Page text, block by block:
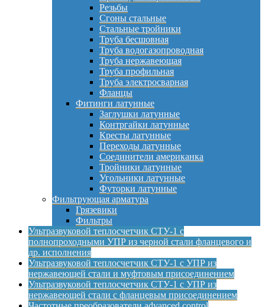
Резьбы
Сгоны стальные
Стальные тройники
Труба бесшовная
Труба водогазопроводная
Труба нержавеющая
Труба профильная
Труба электросварная
Фланцы
Фитинги латунные
Заглушки латунные
Контргайки латунные
Кресты латунные
Переходы латунные
Соединители американка
Тройники латунные
Угольники латунные
Футорки латунные
Фильтрующая арматура
Грязевики
Фильтры
Ультразвуковой теплосчетчик СТУ-1 с
полнопроходными УПР из черной стали фланцевого и
др. исполнения
Ультразвуковой теплосчетчик СТУ-1 с УПР из
нержавеющей стали и муфтовым присоединением
Ультразвуковой теплосчетчик СТУ-1 с УПР из
нержавеющей стали с фланцевым присоединением